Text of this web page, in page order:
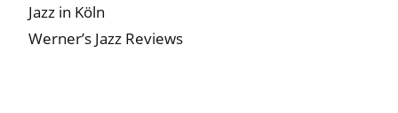
Jazz in Köln
Werner’s Jazz Reviews